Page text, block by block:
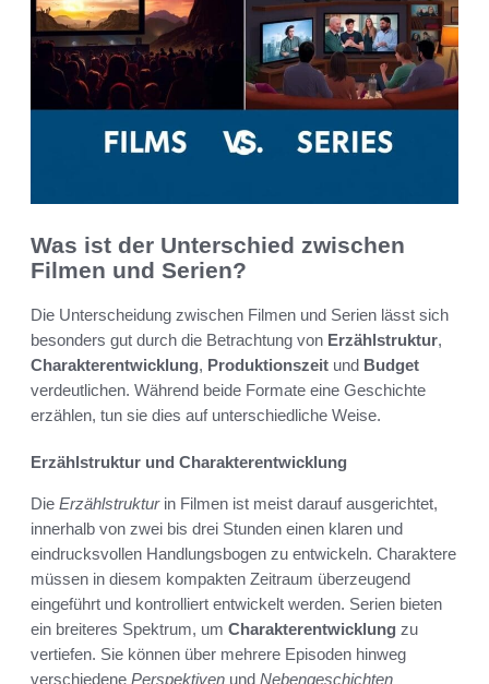
Was ist der Unterschied zwischen
Filmen und Serien?
Die Unterscheidung zwischen Filmen und Serien lässt sich
besonders gut durch die Betrachtung von Erzählstruktur,
Charakterentwicklung, Produktionszeit und Budget
verdeutlichen. Während beide Formate eine Geschichte
erzählen, tun sie dies auf unterschiedliche Weise.
Erzählstruktur und Charakterentwicklung
Die Erzählstrukturin Filmen ist meist darauf ausgerichtet,
innerhalb von zwei bis drei Stunden einen klaren und
eindrucksvollen Handlungsbogen zu entwickeln. Charaktere
müssen in diesem kompakten Zeitraum überzeugend
eingeführt und kontrolliert entwickelt werden. Serien bieten
ein breiteres Spektrum, um Charakterentwicklung zu
vertiefen. Sie können über mehrere Episoden hinweg
verschiedene Perspektiven und Nebengeschichten